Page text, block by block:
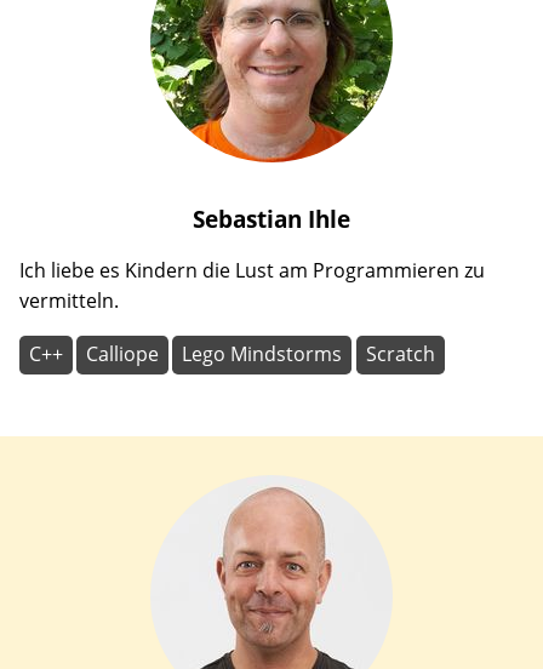
Sebastian Ihle
Ich liebe es Kindern die Lust am Programmieren zu
vermitteln.
C++ Calliope Lego Mindstorms Scratch